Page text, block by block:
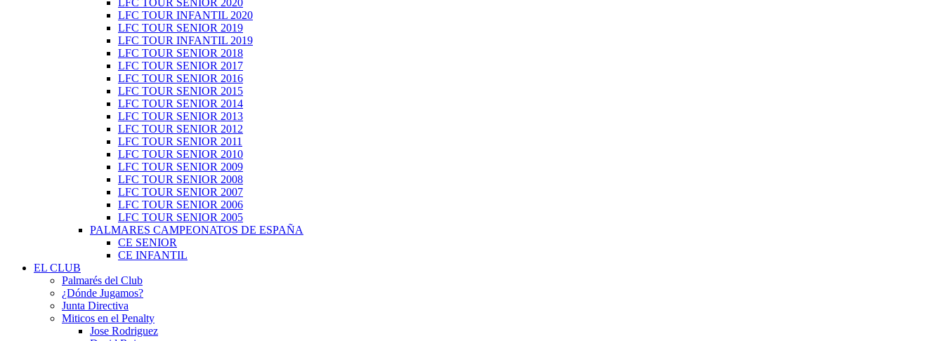
LFC TOUR SENIOR 2020
LFC TOUR INFANTIL 2020
LFC TOUR SENIOR 2019
LFC TOUR INFANTIL 2019
LFC TOUR SENIOR 2018
LFC TOUR SENIOR 2017
LFC TOUR SENIOR 2016
LFC TOUR SENIOR 2015
LFC TOUR SENIOR 2014
LFC TOUR SENIOR 2013
LFC TOUR SENIOR 2012
LFC TOUR SENIOR 2011
LFC TOUR SENIOR 2010
LFC TOUR SENIOR 2009
LFC TOUR SENIOR 2008
LFC TOUR SENIOR 2007
LFC TOUR SENIOR 2006
LFC TOUR SENIOR 2005
PALMARES CAMPEONATOS DE ESPAÑA
CE SENIOR
CE INFANTIL
EL CLUB
Palmarés del Club
¿Dónde Jugamos?
Junta Directiva
Miticos en el Penalty
Jose Rodriguez